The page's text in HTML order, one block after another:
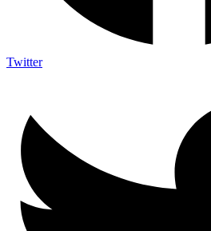
Twitter